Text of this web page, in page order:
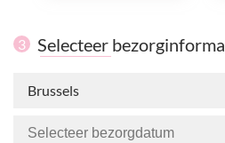
3 Selecteer
Brussels